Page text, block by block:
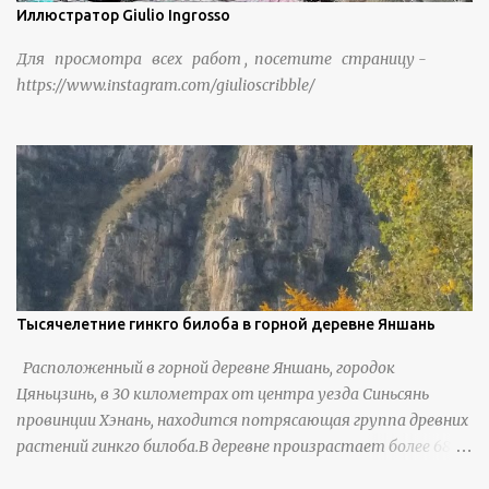
Иллюстратор Giulio Ingrosso
Для просмотра всех работ , посетите страницу -
https://www.instagram.com/giulioscribble/
Тысячелетние гинкго билоба в горной деревне Яншань
Расположенный в горной деревне Яншань, городок
Цяньцзинь, в 30 километрах от центра уезда Синьсянь
провинции Хэнань, находится потрясающая группа древних
растений гинкго билоба.В деревне произрастает более 6800